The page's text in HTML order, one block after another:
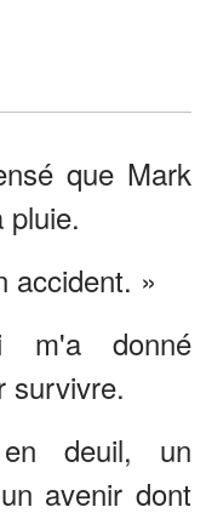
que Mark
pluie.
accident. »
donné
survivre.
deuil, un
avenir dont